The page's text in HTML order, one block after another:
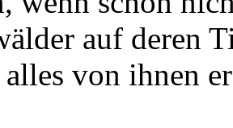
auf deren
alles von ihnen